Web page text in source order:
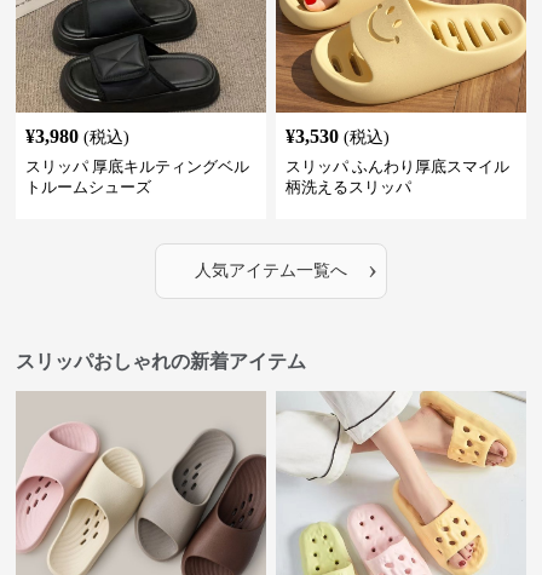
¥3,980 (税込)
スリッパ 厚底キルティングベル
トルームシューズ
¥3,530 (税込)
スリッパ ふんわり厚底スマイル
柄洗えるスリッパ
人気アイテム一覧へ ›
スリッパおしゃれの新着アイテム